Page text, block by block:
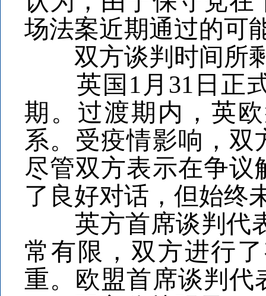
场法案近期通过的可
双方谈判时间所
英国1月31日正式
期。过渡期内，英
系。受疫情影响，
尽管双方表示在争议
了良好对话，但始终
英方首席谈判代表
常有限，双方进行
重。欧盟首席谈判代